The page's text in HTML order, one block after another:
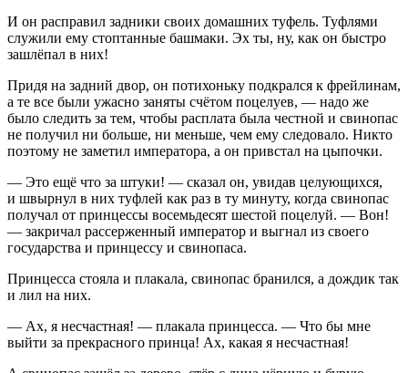
И он расправил задники своих домашних туфель. Туфлями
служили ему стоптанные башмаки. Эх ты, ну, как он быстро
зашлёпал в них!
Придя на задний двор, он потихоньку подкрался к фрейлинам,
а те все были ужасно заняты счётом поцелуев, — надо же
было следить за тем, чтобы расплата была честной и свинопас
не получил ни больше, ни меньше, чем ему следовало. Никто
поэтому не заметил императора, а он привстал на цыпочки.
— Это ещё что за штуки! — сказал он, увидав целующихся,
и швырнул в них туфлей как раз в ту минуту, когда свинопас
получал от принцессы восемьдесят шестой поцелуй. — Вон!
— закричал рассерженный император и выгнал из своего
государства и принцессу и свинопаса.
Принцесса стояла и плакала, свинопас бранился, а дождик так
и лил на них.
— Ах, я несчастная! — плакала принцесса. — Что бы мне
выйти за прекрасного принца! Ах, какая я несчастная!